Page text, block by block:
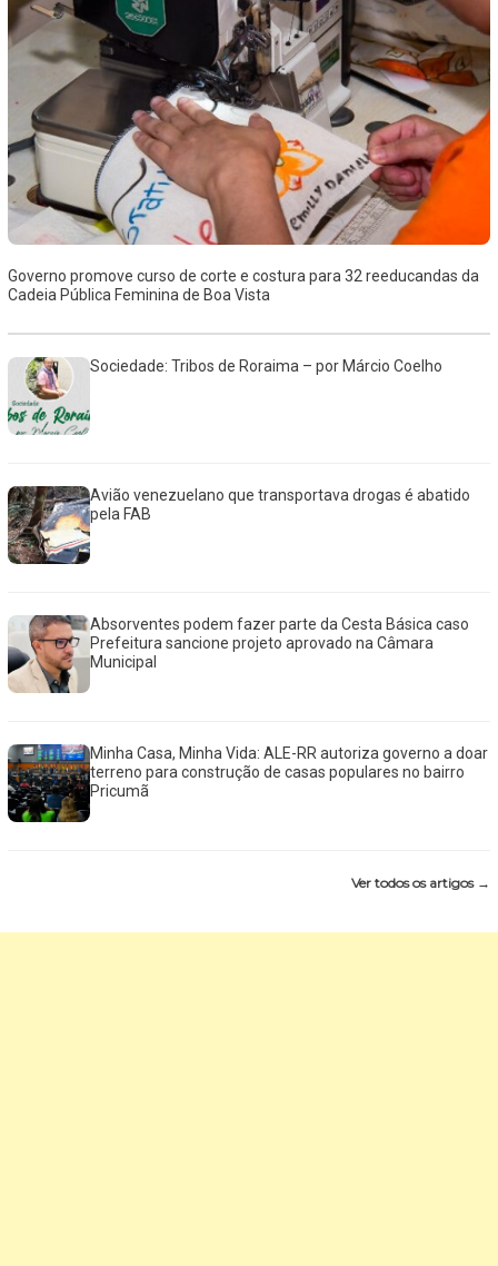
Governo promove curso de corte e costura para 32 reeducandas da
Cadeia Pública Feminina de Boa Vista
Sociedade: Tribos de Roraima – por Márcio Coelho
Avião venezuelano que transportava drogas é abatido
pela FAB
Absorventes podem fazer parte da Cesta Básica caso
Prefeitura sancione projeto aprovado na Câmara
Municipal
Minha Casa, Minha Vida: ALE-RR autoriza governo a doar
terreno para construção de casas populares no bairro
Pricumã
Ver todos os artigos →